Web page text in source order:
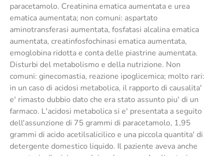
paracetamolo. Creatinina ematica aumentata e urea
ematica aumentata; non comuni: aspartato
aminotransferasi aumentata, fosfatasi alcalina ematica
aumentata, creatinfosfochinasi ematica aumentata,
emoglobina ridotta e conta delle piastrine aumentata.
Disturbi del metabolismo e della nutrizione. Non
comuni: ginecomastia, reazione ipoglicemica; molto rari:
in un caso di acidosi metabolica, il rapporto di causalita'
e' rimasto dubbio dato che era stato assunto piu' di un
farmaco. L'acidosi metabolica si e' presentata a seguito
dell'assunzione di 75 grammi di paracetamolo, 1,95
grammi di acido acetilsalicilico e una piccola quantita' di
detergente domestico liquido. Il paziente aveva anche